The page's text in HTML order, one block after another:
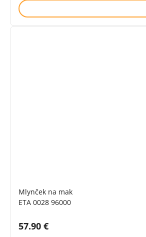
Mlynček na mak
ETA 0028 96000
Cena s DPH:
57.90 €